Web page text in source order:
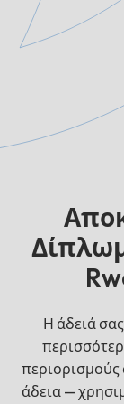
Η άδειά
άδεια —